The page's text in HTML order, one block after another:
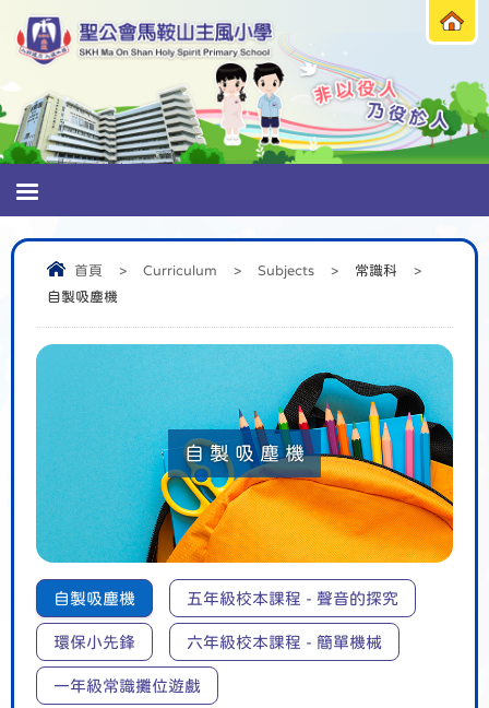
首頁 > Curriculum > Subjects > 常識科
>
自製吸塵機
自製吸塵機
自製吸塵機 五年級校本課程 - 聲音的探究
環保小先鋒 六年級校本課程 - 簡單機械
一年級常識攤位遊戲